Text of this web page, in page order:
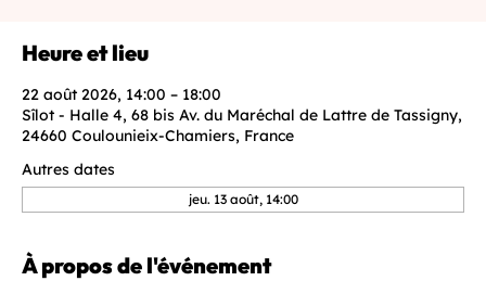
Heure et lieu
22 août 2026, 14:00 – 18:00
Sîlot - Halle 4, 68 bis Av. du Maréchal de Lattre de Tassigny,
24660 Coulounieix-Chamiers, France
Autres dates
jeu. 13 août, 14:00
À propos de l'événement